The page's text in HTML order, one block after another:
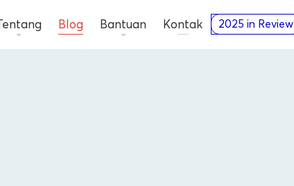
Blog Bantuan Kontak 2025 in Review